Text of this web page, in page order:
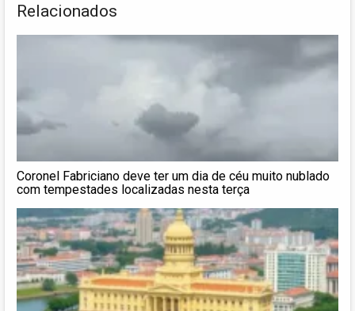
Relacionados
Coronel Fabriciano deve ter um dia de céu muito nublado
com tempestades localizadas nesta terça